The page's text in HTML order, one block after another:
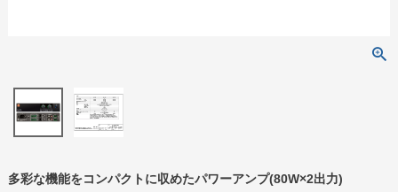
多彩な機能をコンパクトに収めたパワーアンプ(80W×2出力)